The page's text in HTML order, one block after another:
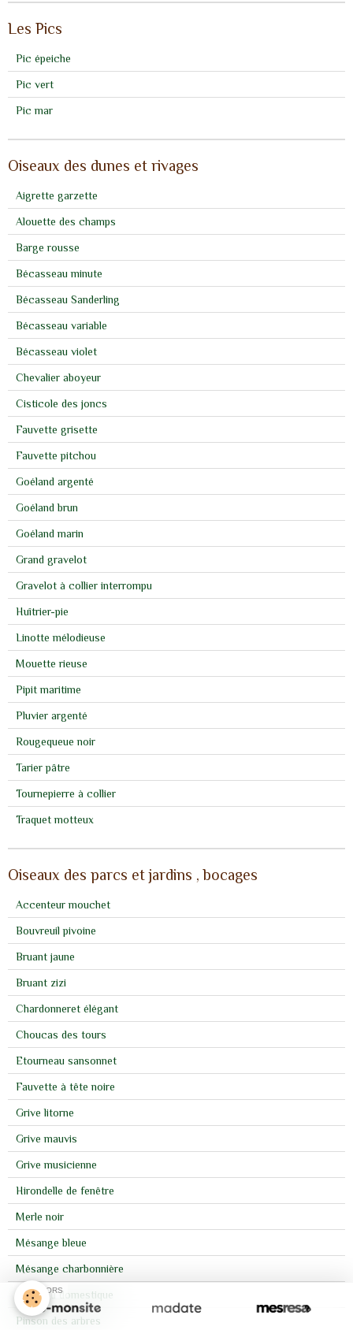
Les Pics
Pic épeiche
Pic vert
Pic mar
Oiseaux des dunes et rivages
Aigrette garzette
Alouette des champs
Barge rousse
Bécasseau minute
Bécasseau Sanderling
Bécasseau variable
Bécasseau violet
Chevalier aboyeur
Cisticole des joncs
Fauvette grisette
Fauvette pitchou
Goéland argenté
Goéland brun
Goéland marin
Grand gravelot
Gravelot à collier interrompu
Huîtrier-pie
Linotte mélodieuse
Mouette rieuse
Pipit maritime
Pluvier argenté
Rougequeue noir
Tarier pâtre
Tournepierre à collier
Traquet motteux
Oiseaux des parcs et jardins , bocages
Accenteur mouchet
Bouvreuil pivoine
Bruant jaune
Bruant zizi
Chardonneret élégant
Choucas des tours
Etourneau sansonnet
Fauvette à tête noire
Grive litorne
Grive mauvis
Grive musicienne
Hirondelle de fenêtre
Merle noir
Mésange bleue
Mésange charbonnière
Moineau domestique
Pinson des arbres
SPONSORS